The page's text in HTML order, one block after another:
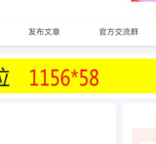
发布文章 官方交流群